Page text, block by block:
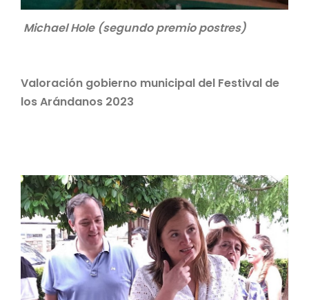
Michael Hole (segundo premio postres)
Valoración gobierno municipal del Festival de
los Arándanos 2023